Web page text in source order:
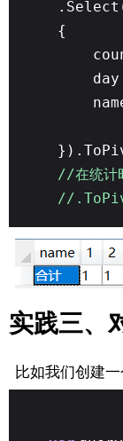
{
//在统计
//
实践三、
比如我们创建